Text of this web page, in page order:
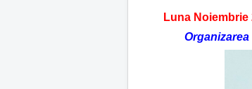
Luna Noiembrie